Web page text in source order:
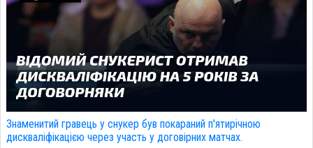
Знаменитий гравець у снукер був покараний п'ятирічною
дискваліфікацією через участь у договірних матчах.